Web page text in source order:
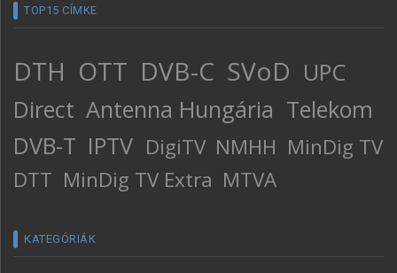
TOP15 CÍMKE
DTH OTT DVB-C SVoD UPC
Direct Antenna Hungária Telekom
DVB-T IPTV DigiTV NMHH MinDig TV
DTT MinDig TV Extra MTVA
KATEGÓRIÁK